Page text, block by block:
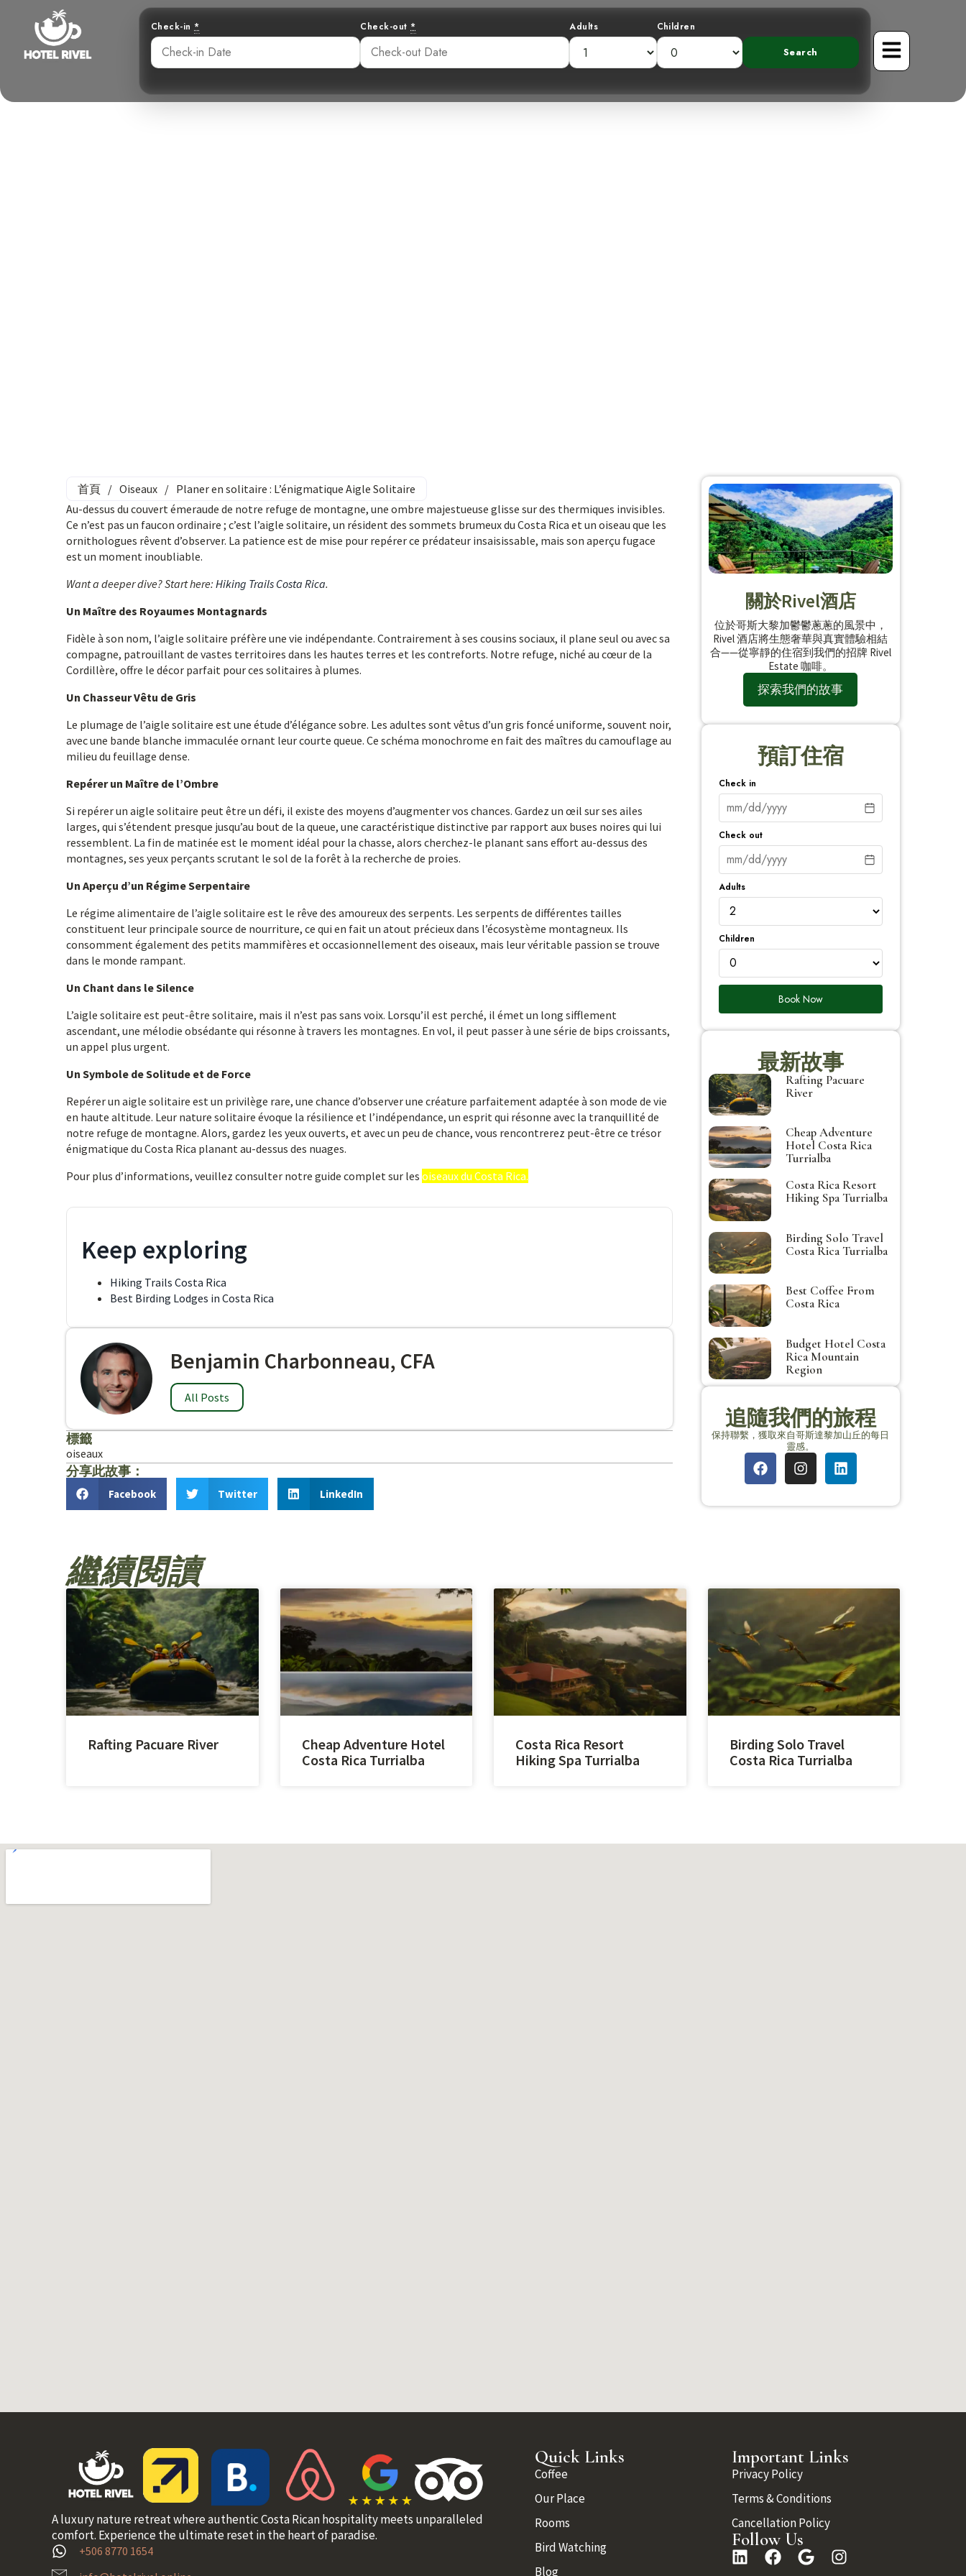
Check-in * Check-out * Adults Children
首頁 / Oiseaux / Planer en solitaire : L’énigmatique Aigle Solitaire
Au-dessus du couvert émeraude de notre refuge de montagne, une ombre majestueuse glisse sur des thermiques invisibles.
Ce n’est pas un faucon ordinaire ; c’est l’aigle solitaire, un résident des sommets brumeux du Costa Rica et un oiseau que les
ornithologues rêvent d’observer. La patience est de mise pour repérer ce prédateur insaisissable, mais son aperçu fugace
est un moment inoubliable.
Want a deeper dive? Start here: Hiking Trails Costa Rica.
Un Maître des Royaumes Montagnards
Fidèle à son nom, l’aigle solitaire préfère une vie indépendante. Contrairement à ses cousins sociaux, il plane seul ou avec sa
compagne, patrouillant de vastes territoires dans les hautes terres et les contreforts. Notre refuge, niché au cœur de la
Cordillère, offre le décor parfait pour ces solitaires à plumes.
Un Chasseur Vêtu de Gris
Le plumage de l’aigle solitaire est une étude d’élégance sobre. Les adultes sont vêtus d’un gris foncé uniforme, souvent noir,
avec une bande blanche immaculée ornant leur courte queue. Ce schéma monochrome en fait des maîtres du camouflage au
milieu du feuillage dense.
Repérer un Maître de l’Ombre
Si repérer un aigle solitaire peut être un défi, il existe des moyens d’augmenter vos chances. Gardez un œil sur ses ailes
larges, qui s’étendent presque jusqu’au bout de la queue, une caractéristique distinctive par rapport aux buses noires qui lui
ressemblent. La fin de matinée est le moment idéal pour la chasse, alors cherchez-le planant sans effort au-dessus des
montagnes, ses yeux perçants scrutant le sol de la forêt à la recherche de proies.
Un Aperçu d’un Régime Serpentaire
Le régime alimentaire de l’aigle solitaire est le rêve des amoureux des serpents. Les serpents de différentes tailles
constituent leur principale source de nourriture, ce qui en fait un atout précieux dans l’écosystème montagneux. Ils
consomment également des petits mammifères et occasionnellement des oiseaux, mais leur véritable passion se trouve
dans le monde rampant.
Un Chant dans le Silence
L’aigle solitaire est peut-être solitaire, mais il n’est pas sans voix. Lorsqu’il est perché, il émet un long sifflement
ascendant, une mélodie obsédante qui résonne à travers les montagnes. En vol, il peut passer à une série de bips croissants,
un appel plus urgent.
Un Symbole de Solitude et de Force
Repérer un aigle solitaire est un privilège rare, une chance d’observer une créature parfaitement adaptée à son mode de vie
en haute altitude. Leur nature solitaire évoque la résilience et l’indépendance, un esprit qui résonne avec la tranquillité de
notre refuge de montagne. Alors, gardez les yeux ouverts, et avec un peu de chance, vous rencontrerez peut-être ce trésor
énigmatique du Costa Rica planant au-dessus des nuages.
Pour plus d’informations, veuillez consulter notre guide complet sur les oiseaux du Costa Rica.
Keep exploring
Hiking Trails Costa Rica
Best Birding Lodges in Costa Rica
Benjamin Charbonneau, CFA
All Posts
標籤
oiseaux
分享此故事：
Facebook Twitter LinkedIn
關於Rivel酒店
位於哥斯大黎加鬱鬱蔥蔥的風景中，
Rivel 酒店將生態奢華與真實體驗相結
合——從寧靜的住宿到我們的招牌 Rivel
Estate 咖啡。
探索我們的故事
預訂住宿
Check in
Check out
Adults
Children
Book Now
最新故事
Rafting Pacuare
River
Cheap Adventure
Hotel Costa Rica
Turrialba
Costa Rica Resort
Hiking Spa Turrialba
Birding Solo Travel
Costa Rica Turrialba
Best Coffee From
Costa Rica
Budget Hotel Costa
Rica Mountain
Region
追隨我們的旅程
保持聯繫，獲取來自哥斯達黎加山丘的每日
靈感。
繼續閱讀
Rafting Pacuare River
Cheap Adventure Hotel
Costa Rica Turrialba
Costa Rica Resort
Hiking Spa Turrialba
Birding Solo Travel
Costa Rica Turrialba
A luxury nature retreat where authentic Costa Rican hospitality meets unparalleled
comfort. Experience the ultimate reset in the heart of paradise.
+506 8770 1654
Quick Links
Coffee
Our Place
Rooms
Bird Watching
Blog
Important Links
Privacy Policy
Terms & Conditions
Cancellation Policy
Follow Us